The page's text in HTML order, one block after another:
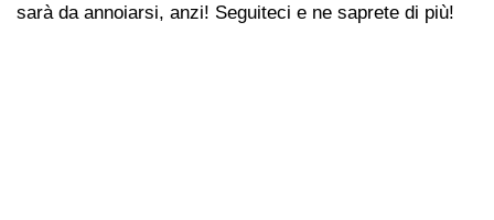
sarà da annoiarsi, anzi! Seguiteci e ne saprete di più!